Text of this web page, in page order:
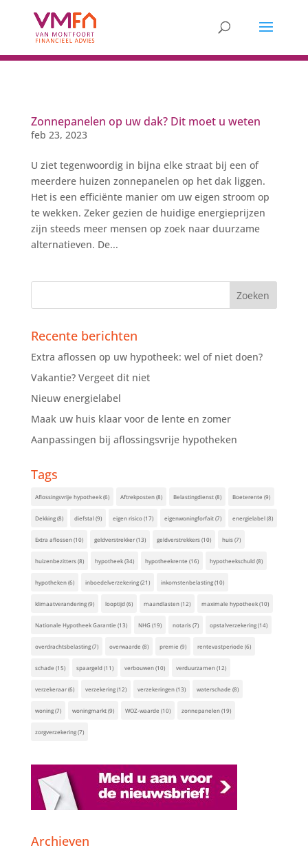
Zonnepanelen op uw dak? Dit moet u weten
feb 23, 2023
U ziet tegenwoordig in bijna elke straat bij een of
meerdere huizen zonnepanelen op het dak liggen.
Het is een efficiënte manier om uw eigen stroom op
te wekken. Zeker gezien de huidige energieprijzen
zijn steeds meer mensen op zoek naar duurzame
alternatieven. De...
Recente berichten
Extra aflossen op uw hypotheek: wel of niet doen?
Vakantie? Vergeet dit niet
Nieuw energielabel
Maak uw huis klaar voor de lente en zomer
Aanpassingen bij aflossingsvrije hypotheken
Tags
Aflossingsvrije hypotheek(6) Aftrekposten(8) Belastingdienst(8) Boeterente (9)
Dekking(8) diefstal(9) eigen risico(17) eigenwoningforfait(7) energielabel(8)
Extra aflossen(10) geldverstrekker(13) geldverstrekkers(10) huis(7)
huizenbezitters(8) hypotheek(34) hypotheekrente (16) hypotheekschuld(8)
hypotheken(6) inboedelverzekering(21) inkomstenbelasting(10)
klimaatverandering(9) looptijd(6) maandlasten(12) maximale hypotheek(10)
Nationale Hypotheek Garantie (13) NHG(19) notaris(7) opstalverzekering(14)
overdrachtsbelasting(7) overwaarde (8) premie (9) rentevastperiode (6)
schade (15) spaargeld(11) verbouwen(10) verduurzamen(12)
verzekeraar(6) verzekering(12) verzekeringen(13) waterschade (8)
woning(7) woningmarkt(9) WOZ-waarde (10) zonnepanelen(19)
zorgverzekering(7)
Archieven